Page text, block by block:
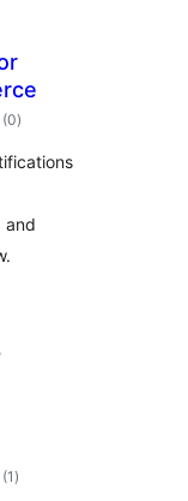
(0مجموعی
درجہ
)
and
(1 مجموعی
درجہ
)